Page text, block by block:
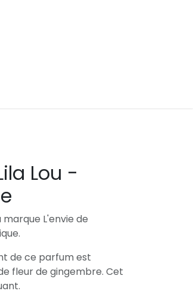
Lou -
L'envie de
de ce parfum est
fleur de gingembre. Cet